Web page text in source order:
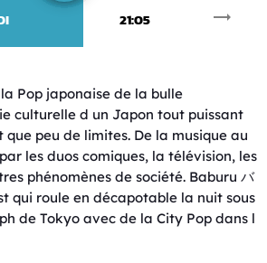
21:05 trending_flat
Pop japonaise de la bulle
culturelle d un Japon tout puissant
que peu de limites. De la musique au
les duos comiques, la télévision, les
phénomènes de société. Baburu バ
qui roule en décapotable la nuit sous
de Tokyo avec de la City Pop dans l